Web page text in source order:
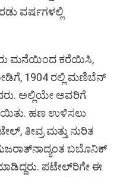
ವರ್ಷಗಳಲ್ಲಿ
ಮನೆಯಿಂದ ಕರೆಯಿಸಿ,
1904 ರಲ್ಲಿ ಮಣಿಬೆನ್
ಅಲ್ಲಿಯೇ ಅವರಿಗೆ
ಹಣ ಉಳಿಸಲು
ತೀವ್ರ ಮತ್ತು ನುರಿತ
ಬಬೊನಿಕ್
ಮಾಡಿದ್ದರು. ಪಟೇಲ್‌ರಿಗೇ ಈ